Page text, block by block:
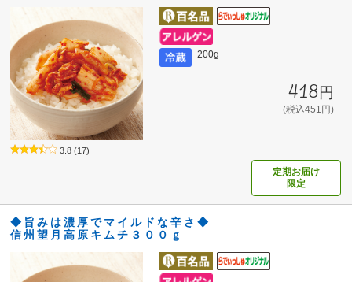
200g
418円
(税込451円)
3.8 (17)
定期お届け
限定
◆旨みは濃厚でマイルドな辛さ◆
信州望月高原キムチ３００ｇ